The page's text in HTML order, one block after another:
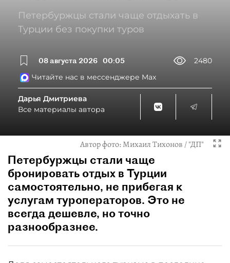
Петербуржцы стали чаще отдыхать в
Турции без покупки туров
08 августа 2026 00:05
2480
Читайте нас в мессенджере Max
Дарья Дмитриева
Все материалы автора
Автор фото:Михаил Тихонов / "ДП"
Петербуржцы стали чаще
бронировать отдых в Турции
самостоятельно, не прибегая к
услугам туроператоров. Это не
всегда дешевле, но точно
разнообразнее.